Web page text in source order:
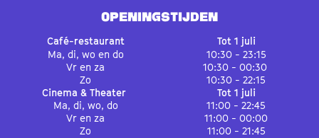
OPENINGSTIJDEN
Café-restaurant
Tot 1 juli
Ma, di, wo en do
10:30 - 23:15
Vr en za
10:30 - 00:30
Zo
10:30 - 22:15
Cinema & Theater
Tot 1 juli
Ma, di, wo, do
11:00 - 22:45
Vr en za
11:00 - 00:00
Zo
11:00 - 21:45